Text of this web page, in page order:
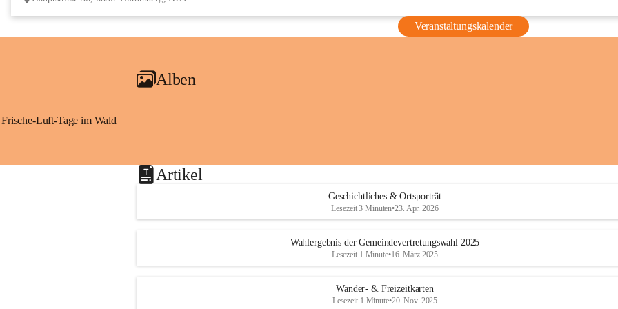
Veranstaltungskalender
Alben
Frische-Luft-Tage im Wald
Artikel
Geschichtliches & Ortsporträt
Lesezeit 3 Minuten•23. Apr. 2026
Wahlergebnis der Gemeindevertretungswahl 2025
Lesezeit 1 Minute•16. März 2025
Wander- & Freizeitkarten
Lesezeit 1 Minute•20. Nov. 2025